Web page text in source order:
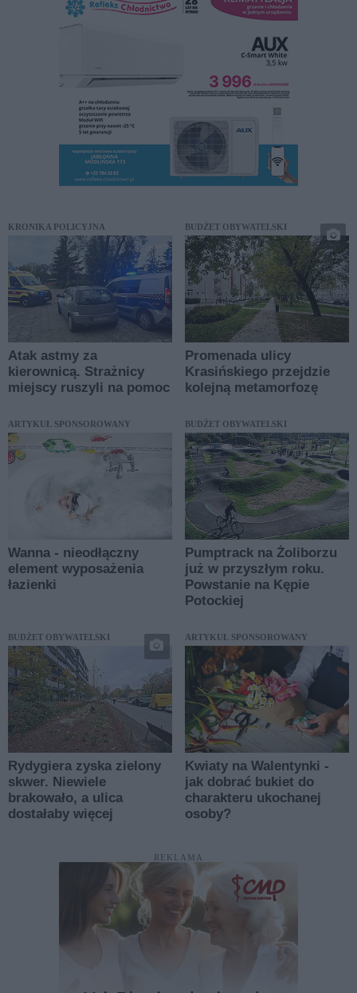
KRONIKA POLICYJNA
Atak astmy za
kierownicą. Strażnicy
miejscy ruszyli na pomoc
BUDŻET OBYWATELSKI
Promenada ulicy
Krasińskiego przejdzie
kolejną metamorfozę
ARTYKUŁ SPONSOROWANY
Wanna - nieodłączny
element wyposażenia
łazienki
BUDŻET OBYWATELSKI
Pumptrack na Żoliborzu
już w przyszłym roku.
Powstanie na Kępie
Potockiej
BUDŻET OBYWATELSKI
Rydygiera zyska zielony
skwer. Niewiele
brakowało, a ulica
dostałaby więcej
ARTYKUŁ SPONSOROWANY
Kwiaty na Walentynki -
jak dobrać bukiet do
charakteru ukochanej
osoby?
REKLAMA